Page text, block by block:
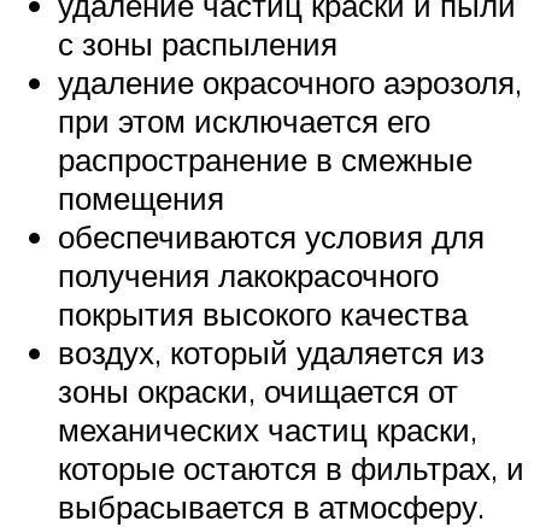
с зоны распыления
удаление окрасочного аэрозоля,
при этом исключается его
распространение в смежные
помещения
обеспечиваются условия для
получения лакокрасочного
покрытия высокого качества
воздух, который удаляется из
зоны окраски, очищается от
механических частиц краски,
которые остаются в фильтрах, и
выбрасывается в атмосферу.